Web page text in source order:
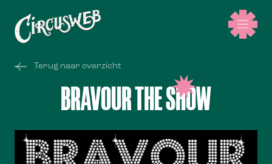
Terug naar overzicht
BRAVOUR THE SHOW